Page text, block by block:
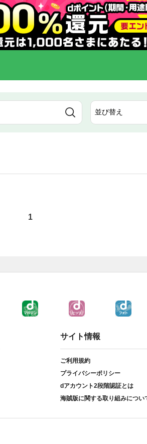
1
サイト情報
ご利用規約
プライバシーポリシー
dアカウント2段階認証とは
海賊版に関する取り組みについ